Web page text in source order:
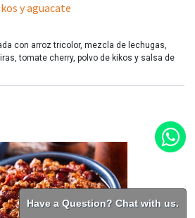
y aguacate
con arroz tricolor, mezcla de lechugas,
tomate cherry, polvo de kikos y salsa de
Have a Question? Chat with us.